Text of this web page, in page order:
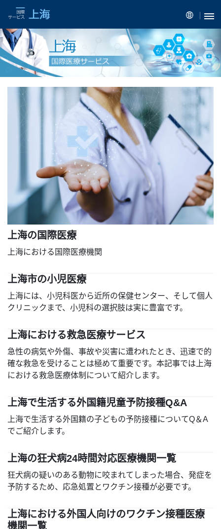
上海の国際医療
上海における国際医療機関
上海市の小児医療
上海には、小児科医から近所の保健センター、そして個人
クリニックまで、小児科の選択肢は実に豊富です。
上海における救急医療サービス
急性の病気や外傷、事故や災害に遭われたとき、迅速で的
確な救急を受けることは極めて重要です。本記事では上海
における救急医療体制について紹介します。
上海で生活する外国籍児童予防接種Q&A
上海で生活する外国籍の子どもの予防接種についてQ＆A
でご紹介します。
上海の狂犬病24時間対応医療機関一覧
狂犬病の疑いのある動物に咬まれてしまった場合、発症を
予防するため、応急処置とワクチン接種が必要です。
上海における外国人向けのワクチン接種医療
機関一覧